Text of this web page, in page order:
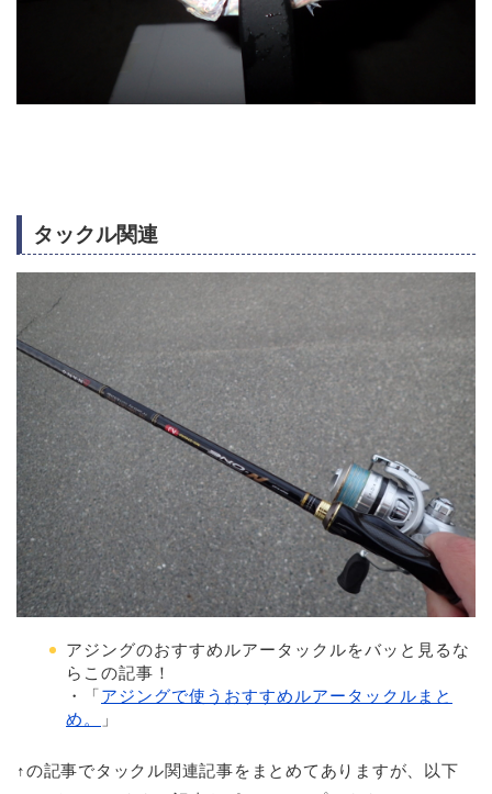
タックル関連
アジングのおすすめルアータックルをバッと見るな
らこの記事！
・「アジングで使うおすすめルアータックルまと
め。
」
↑の記事でタックル関連記事をまとめてありますが、以下